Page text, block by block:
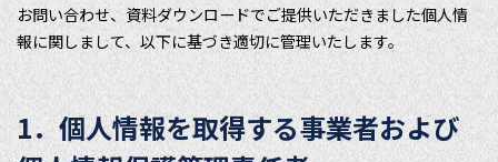
お問い合わせ、資料ダウンロードでご提供いただきました個人情
報に関しまして、以下に基づき適切に管理いたします。
1．個人情報を取得する事業者および